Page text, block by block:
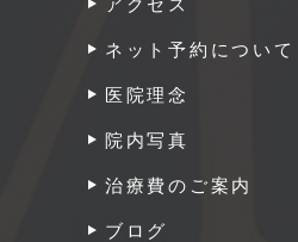
ネット予約について
医院理念
院内写真
治療費のご案内
ブログ